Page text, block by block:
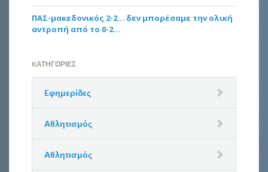
ΠΑΣ-μακεδονικός 2-2… δεν μπορέσαμε την ολική
αντροπή από το 0-2…
KΑΤΗΓΟΡΊΕΣ
Eφημερίδες
Αθλητισμός
Αθλητισμός